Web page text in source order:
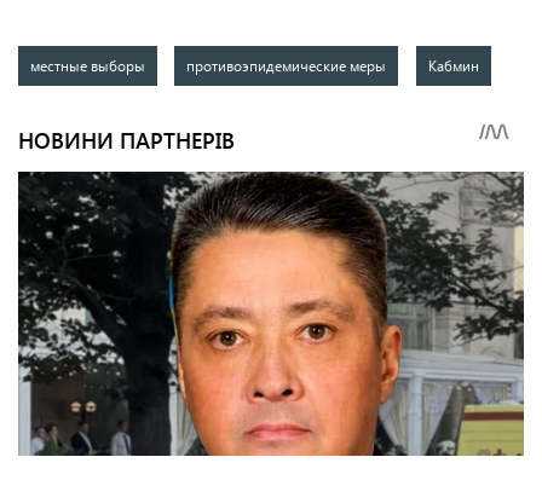
местные выборы противоэпидемические меры Кабмин